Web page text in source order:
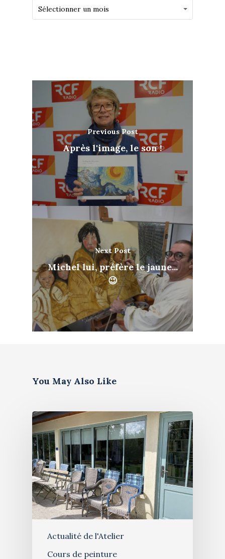
Archives
Sélectionner un mois
Archives
Previous Post
Après l'image, le son !
Next Post
Michel lui, préfère le jaune...
😉
You May Also Like
Actualité de l'Atelier
Cours de peinture